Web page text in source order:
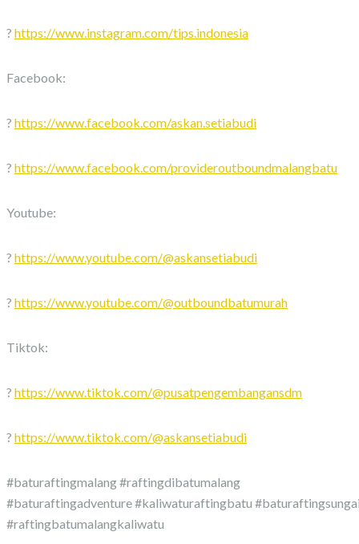
? https://www.instagram.com/tips.indonesia
Facebook:
? https://www.facebook.com/askan.setiabudi
? https://www.facebook.com/provideroutboundmalangbatu
Youtube:
? https://www.youtube.com/@askansetiabudi
? https://www.youtube.com/@outboundbatumurah
Tiktok:
? https://www.tiktok.com/@pusatpengembangansdm
? https://www.tiktok.com/@askansetiabudi
#baturaftingmalang #raftingdibatumalang
#baturaftingadventure #kaliwaturaftingbatu
#raftingbatumalangkaliwatu